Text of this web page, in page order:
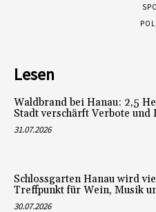
Lesen
Waldbrand bei Hanau: 2,5
Stadt verschärft Verbote und
31.07.2026
Schlossgarten Hanau wird
Treffpunkt für Wein, Musik
30.07.2026